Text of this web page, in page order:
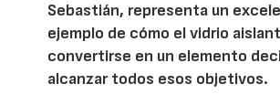
Sebastián, representa un
ejemplo de cómo el vidrio
convertirse en un elemento
alcanzar todos esos objetivos.